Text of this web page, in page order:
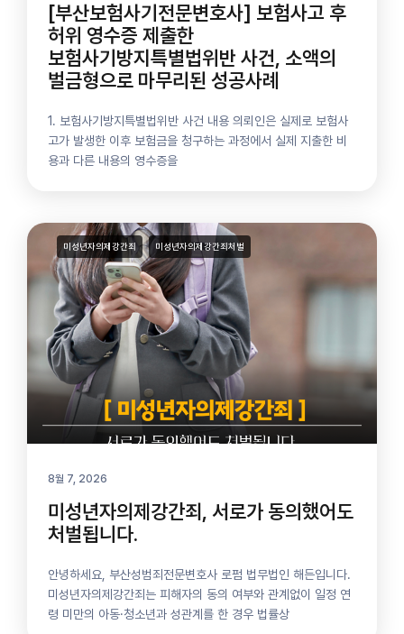
[부산보험사기전문변호사] 보험사고 후
허위 영수증 제출한
보험사기방지특별법위반 사건, 소액의
벌금형으로 마무리된 성공사례
1. 보험사기방지특별법위반 사건 내용 의뢰인은 실제로 보험사
고가 발생한 이후 보험금을 청구하는 과정에서 실제 지출한 비
용과 다른 내용의 영수증을
미성년자의제강간죄 미성년자의제강간죄처벌
8월 7, 2026
미성년자의제강간죄, 서로가 동의했어도
처벌됩니다.
안녕하세요, 부산성범죄전문변호사 로펌 법무법인 해든입니다.
미성년자의제강간죄는 피해자의 동의 여부와 관계없이 일정 연
령 미만의 아동·청소년과 성관계를 한 경우 법률상